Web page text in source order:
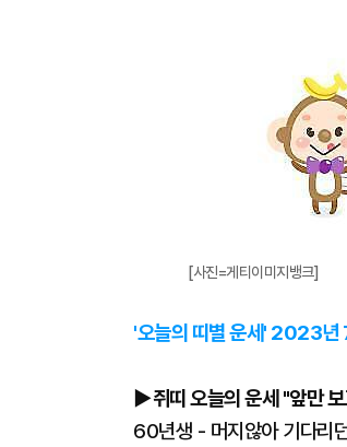
[사진=게티이미지뱅크]
'오늘의 띠별 운세' 2023년
▶쥐띠 오늘의 운세 "앞만 보
60년생 - 머지않아 기다리